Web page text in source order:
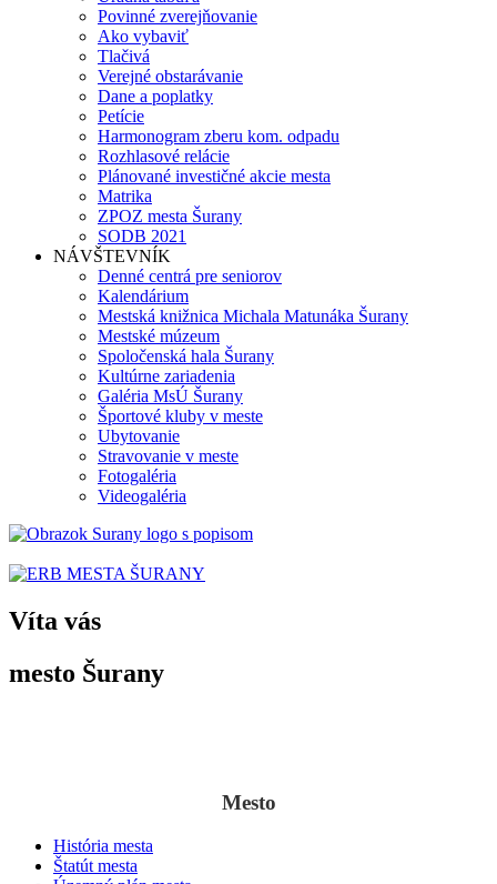
Povinné zverejňovanie
Ako vybaviť
Tlačivá
Verejné obstarávanie
Dane a poplatky
Petície
Harmonogram zberu kom. odpadu
Rozhlasové relácie
Plánované investičné akcie mesta
Matrika
ZPOZ mesta Šurany
SODB 2021
NÁVŠTEVNÍK
Denné centrá pre seniorov
Kalendárium
Mestská knižnica Michala Matunáka Šurany
Mestské múzeum
Spoločenská hala Šurany
Kultúrne zariadenia
Galéria MsÚ Šurany
Športové kluby v meste
Ubytovanie
Stravovanie v meste
Fotogaléria
Videogaléria
Víta vás
mesto Šurany
Mesto
História mesta
Štatút mesta